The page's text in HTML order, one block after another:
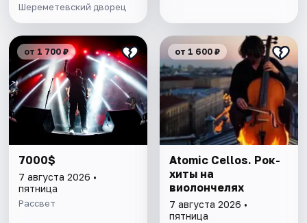
Шереметевский дворец
от 1 700 ₽
7000$
7 августа 2026 •
пятница
Рассвет
от 1 600 ₽
Atomic Cellos. Рок-
хиты на
виолончелях
7 августа 2026 •
пятница